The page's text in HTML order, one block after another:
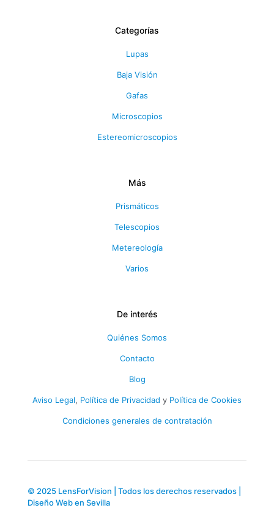
Categorías
Lupas
Baja Visión
Gafas
Microscopios
Estereomicroscopios
Más
Prismáticos
Telescopios
Metereología
Varios
De interés
Quiénes Somos
Contacto
Blog
Aviso Legal, Política de Privacidad y Política de Cookies
Condiciones generales de contratación
© 2025 LensForVision | Todos los derechos reservados |
Diseño Web en Sevilla